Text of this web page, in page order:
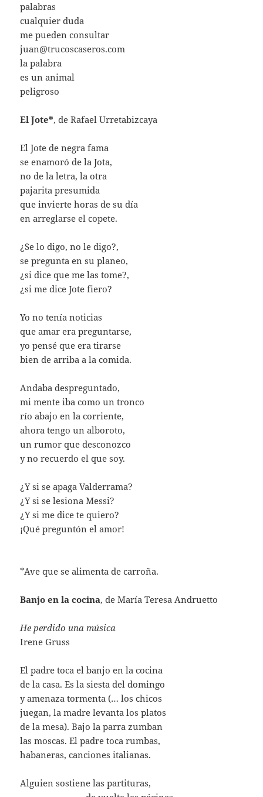
palabras
cualquier duda
me pueden consultar
juan@trucoscaseros.com
la palabra
es un animal
peligroso
El Jote*, de Rafael Urretabizcaya
El Jote de negra fama
se enamoró de la Jota,
no de la letra, la otra
pajarita presumida
que invierte horas de su día
en arreglarse el copete.
¿Se lo digo, no le digo?,
se pregunta en su planeo,
¿si dice que me las tome?,
¿si me dice Jote fiero?
Yo no tenía noticias
que amar era preguntarse,
yo pensé que era tirarse
bien de arriba a la comida.
Andaba despreguntado,
mi mente iba como un tronco
río abajo en la corriente,
ahora tengo un alboroto,
un rumor que desconozco
y no recuerdo el que soy.
¿Y si se apaga Valderrama?
¿Y si se lesiona Messi?
¿Y si me dice te quiero?
¡Qué preguntón el amor!
*Avequesealimentadecarroña.
Banjo en la cocina, de María Teresa Andruetto
He perdido una música
Irene Gruss
El padre toca el banjo en la cocina
de la casa. Es la siesta del domingo
y amenaza tormenta (… los chicos
juegan, la madre levanta los platos
de la mesa). Bajo la parra zumban
las moscas. El padre toca rumbas,
habaneras, canciones italianas.
Alguien sostiene las partituras,